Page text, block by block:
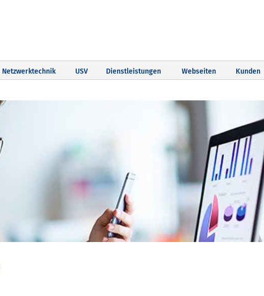
Netzwerktechnik USV Dienstleistungen Webseiten Kunden